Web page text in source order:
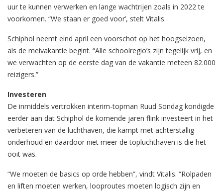
uur te kunnen verwerken en lange wachtrijen zoals in 2022 te
voorkomen. “We staan er goed voor’, stelt Vitalis.
Schiphol neemt eind april een voorschot op het hoogseizoen,
als de meivakantie begint. “Alle schoolregio’s zijn tegelijk vrij, en
we verwachten op de eerste dag van de vakantie meteen 82.000
reizigers.”
Investeren
De inmiddels vertrokken interim-topman Ruud Sondag kondigde
eerder aan dat Schiphol de komende jaren flink investeert in het
verbeteren van de luchthaven, die kampt met achterstallig
onderhoud en daardoor niet meer de topluchthaven is die het
ooit was.
“We moeten de basics op orde hebben”, vindt Vitalis. “Rolpaden
en liften moeten werken, looproutes moeten logisch zijn en